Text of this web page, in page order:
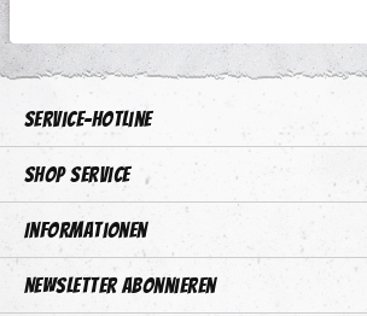
Service-Hotline
Shop Service
Informationen
Newsletter abonnieren